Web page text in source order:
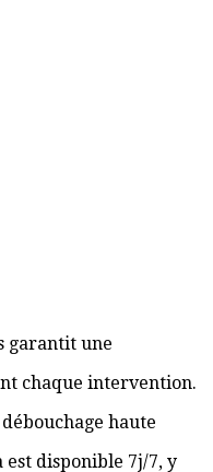
garantit une
chaque intervention.
haute
est disponible 7j/7, y